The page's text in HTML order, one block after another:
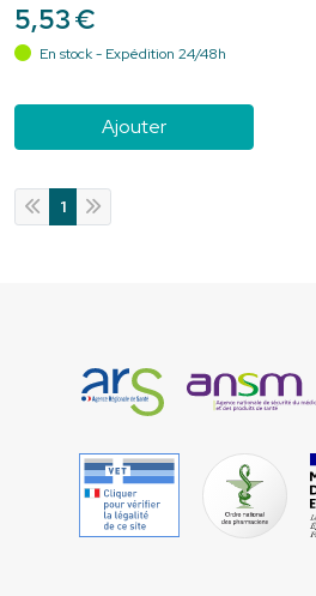
5,53€
En stock - Expédition 24/48h
Ajouter
1